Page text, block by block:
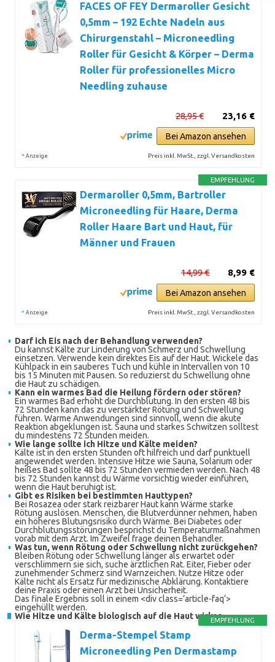
FACES OF FEY Dermaroller Gesicht
0,5mm – 192 Echte Nadeln aus
Chirurgenstahl – Microneedling
Roller für Gesicht & Körper – Derma
Roller für professionelles Micro
Needling zuhause
23,16 €
28,95 €
Bei Amazon ansehen
* Anzeige Preis inkl. MwSt., zzgl. Versandkosten
EMPFEHLUNG
Dermaroller 0,5mm, Bartroller
Microneedling für Haare, Derma
Roller Haare Bart und Haut, für
Männer und Frauen
8,99 €
14,99 €
Bei Amazon ansehen
* Anzeige Preis inkl. MwSt., zzgl. Versandkosten
Darf ich Eis nach der Behandlung verwenden?
Du kannst Kälte zur Linderung von Schmerz und Schwellung
einsetzen. Verwende kein direktes Eis auf der Haut. Wickele das
Kühlpack in ein sauberes Tuch und kühle in Intervallen von 10
bis 15 Minuten mit Pausen. So reduzierst du Schwellung ohne
die Haut zu schädigen.
Kann ein warmes Bad die Heilung fördern oder stören?
Ein warmes Bad erhöht die Durchblutung. In den ersten 48 bis
72 Stunden kann das zu verstärkter Rötung und Schwellung
führen. Warme Anwendungen sind sinnvoll, wenn die akute
Reaktion abgeklungen ist. Sauna und starkes Schwitzen solltest
du mindestens 72 Stunden meiden.
Wie lange sollte ich Hitze und Kälte meiden?
Kälte ist in den ersten Stunden oft hilfreich und darf punktuell
angewendet werden. Intensive Hitze wie Sauna, Solarium oder
heißes Bad sollte 48 bis 72 Stunden vermieden werden. Nach 48
bis 72 Stunden kannst du Wärme vorsichtig wieder einführen,
wenn die Haut beruhigt ist.
Gibt es Risiken bei bestimmten Hauttypen?
Bei Rosazea oder stark reizbarer Haut kann Wärme starke
Rötung auslösen. Menschen, die Blutverdünner nehmen, haben
ein höheres Blutungsrisiko durch Wärme. Bei Diabetes oder
Durchblutungsstörungen besprichst du Temperaturmaßnahmen
vorab mit dem Arzt. Im Zweifel frage deinen Behandler.
Was tun, wenn Rötung oder Schwellung nicht zurückgehen?
Bleiben Rötung oder Schwellung länger als erwartet oder
verschlimmern sie sich, suche ärztlichen Rat. Eiter, Fieber oder
zunehmender Schmerz sind Warnzeichen. Nutze Hitze oder
Kälte nicht als Ersatz für medizinische Abklärung. Kontaktiere
deine Praxis oder einen Arzt bei Unsicherheit.
Das finale Ergebnis soll in einem <div class=’article-faq‘>
eingehüllt werden.
Wie Hitze und Kälte biologisch auf die Haut wirkenEMPFEHLUNG
Derma-Stempel Stamp
Microneedling Pen Dermastamp